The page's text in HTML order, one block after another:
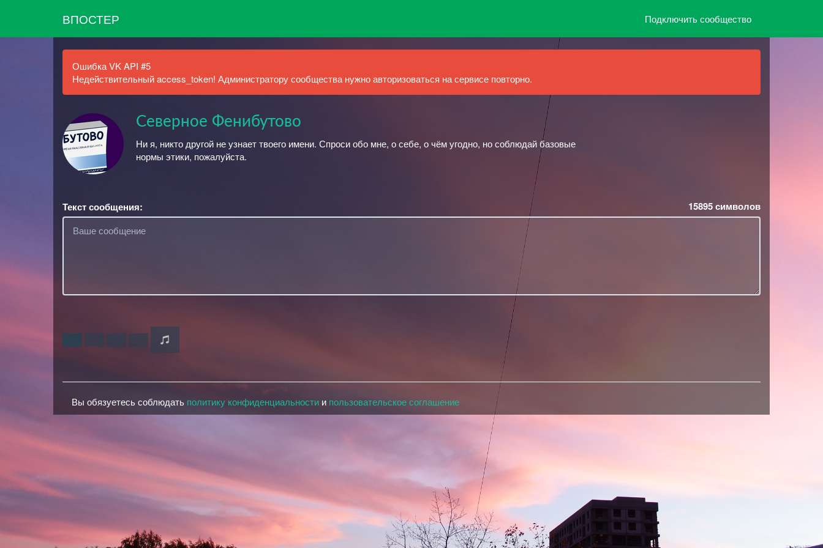
ВПОСТЕР Подключить сообщество
Ошибка VK API #5
Недействительный access_token! Администратору сообщества нужно авторизоваться на сервисе повторно.
Северное Фенибутово
Ни я, никто другой не узнает твоего имени. Спроси обо мне, о себе, о чём угодно, но соблюдай базовые
нормы этики, пожалуйста.
Текст сообщения: 15895символов
Вы обязуетесь соблюдать политику конфиденциальности и пользовательское соглашение